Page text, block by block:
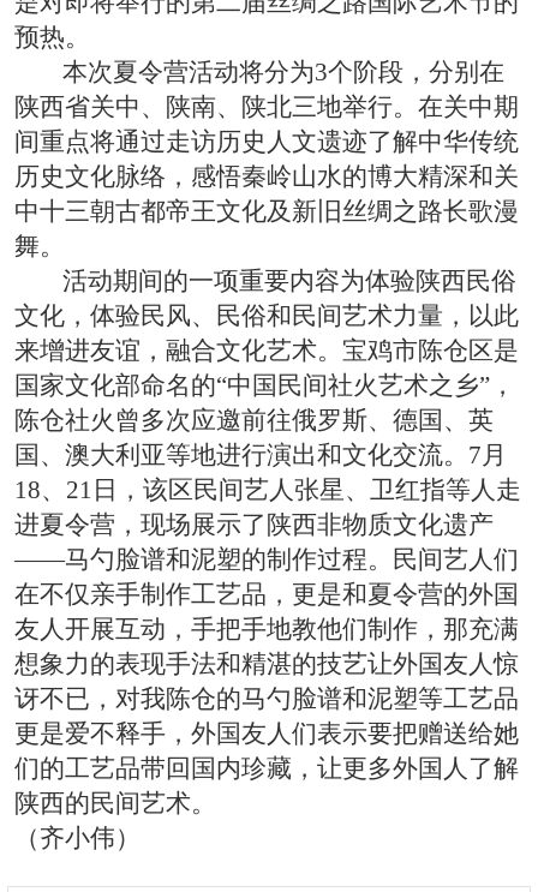
预热。
本次夏令营活动将分为3个阶段，分别在
陕西省关中、陕南、陕北三地举行。在关中期
间重点将通过走访历史人文遗迹了解中华传统
历史文化脉络，感悟秦岭山水的博大精深和关
中十三朝古都帝王文化及新旧丝绸之路长歌漫
舞。
活动期间的一项重要内容为体验陕西民俗
文化，体验民风、民俗和民间艺术力量，以此
来增进友谊，融合文化艺术。宝鸡市陈仓区是
国家文化部命名的“中国民间社火艺术之乡”，
陈仓社火曾多次应邀前往俄罗斯、德国、英
国、澳大利亚等地进行演出和文化交流。7月
18、21日，该区民间艺人张星、卫红指等人走
进夏令营，现场展示了陕西非物质文化遗产
——马勺脸谱和泥塑的制作过程。民间艺人们
在不仅亲手制作工艺品，更是和夏令营的外国
友人开展互动，手把手地教他们制作，那充满
想象力的表现手法和精湛的技艺让外国友人惊
讶不已，对我陈仓的马勺脸谱和泥塑等工艺品
更是爱不释手，外国友人们表示要把赠送给她
们的工艺品带回国内珍藏，让更多外国人了解
陕西的民间艺术。
（齐小伟）